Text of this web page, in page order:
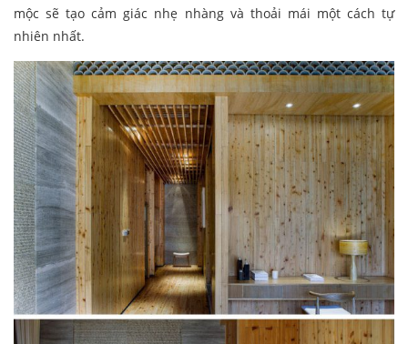
mộc sẽ tạo cảm giác nhẹ nhàng và thoải mái một cách tự
nhiên nhất.